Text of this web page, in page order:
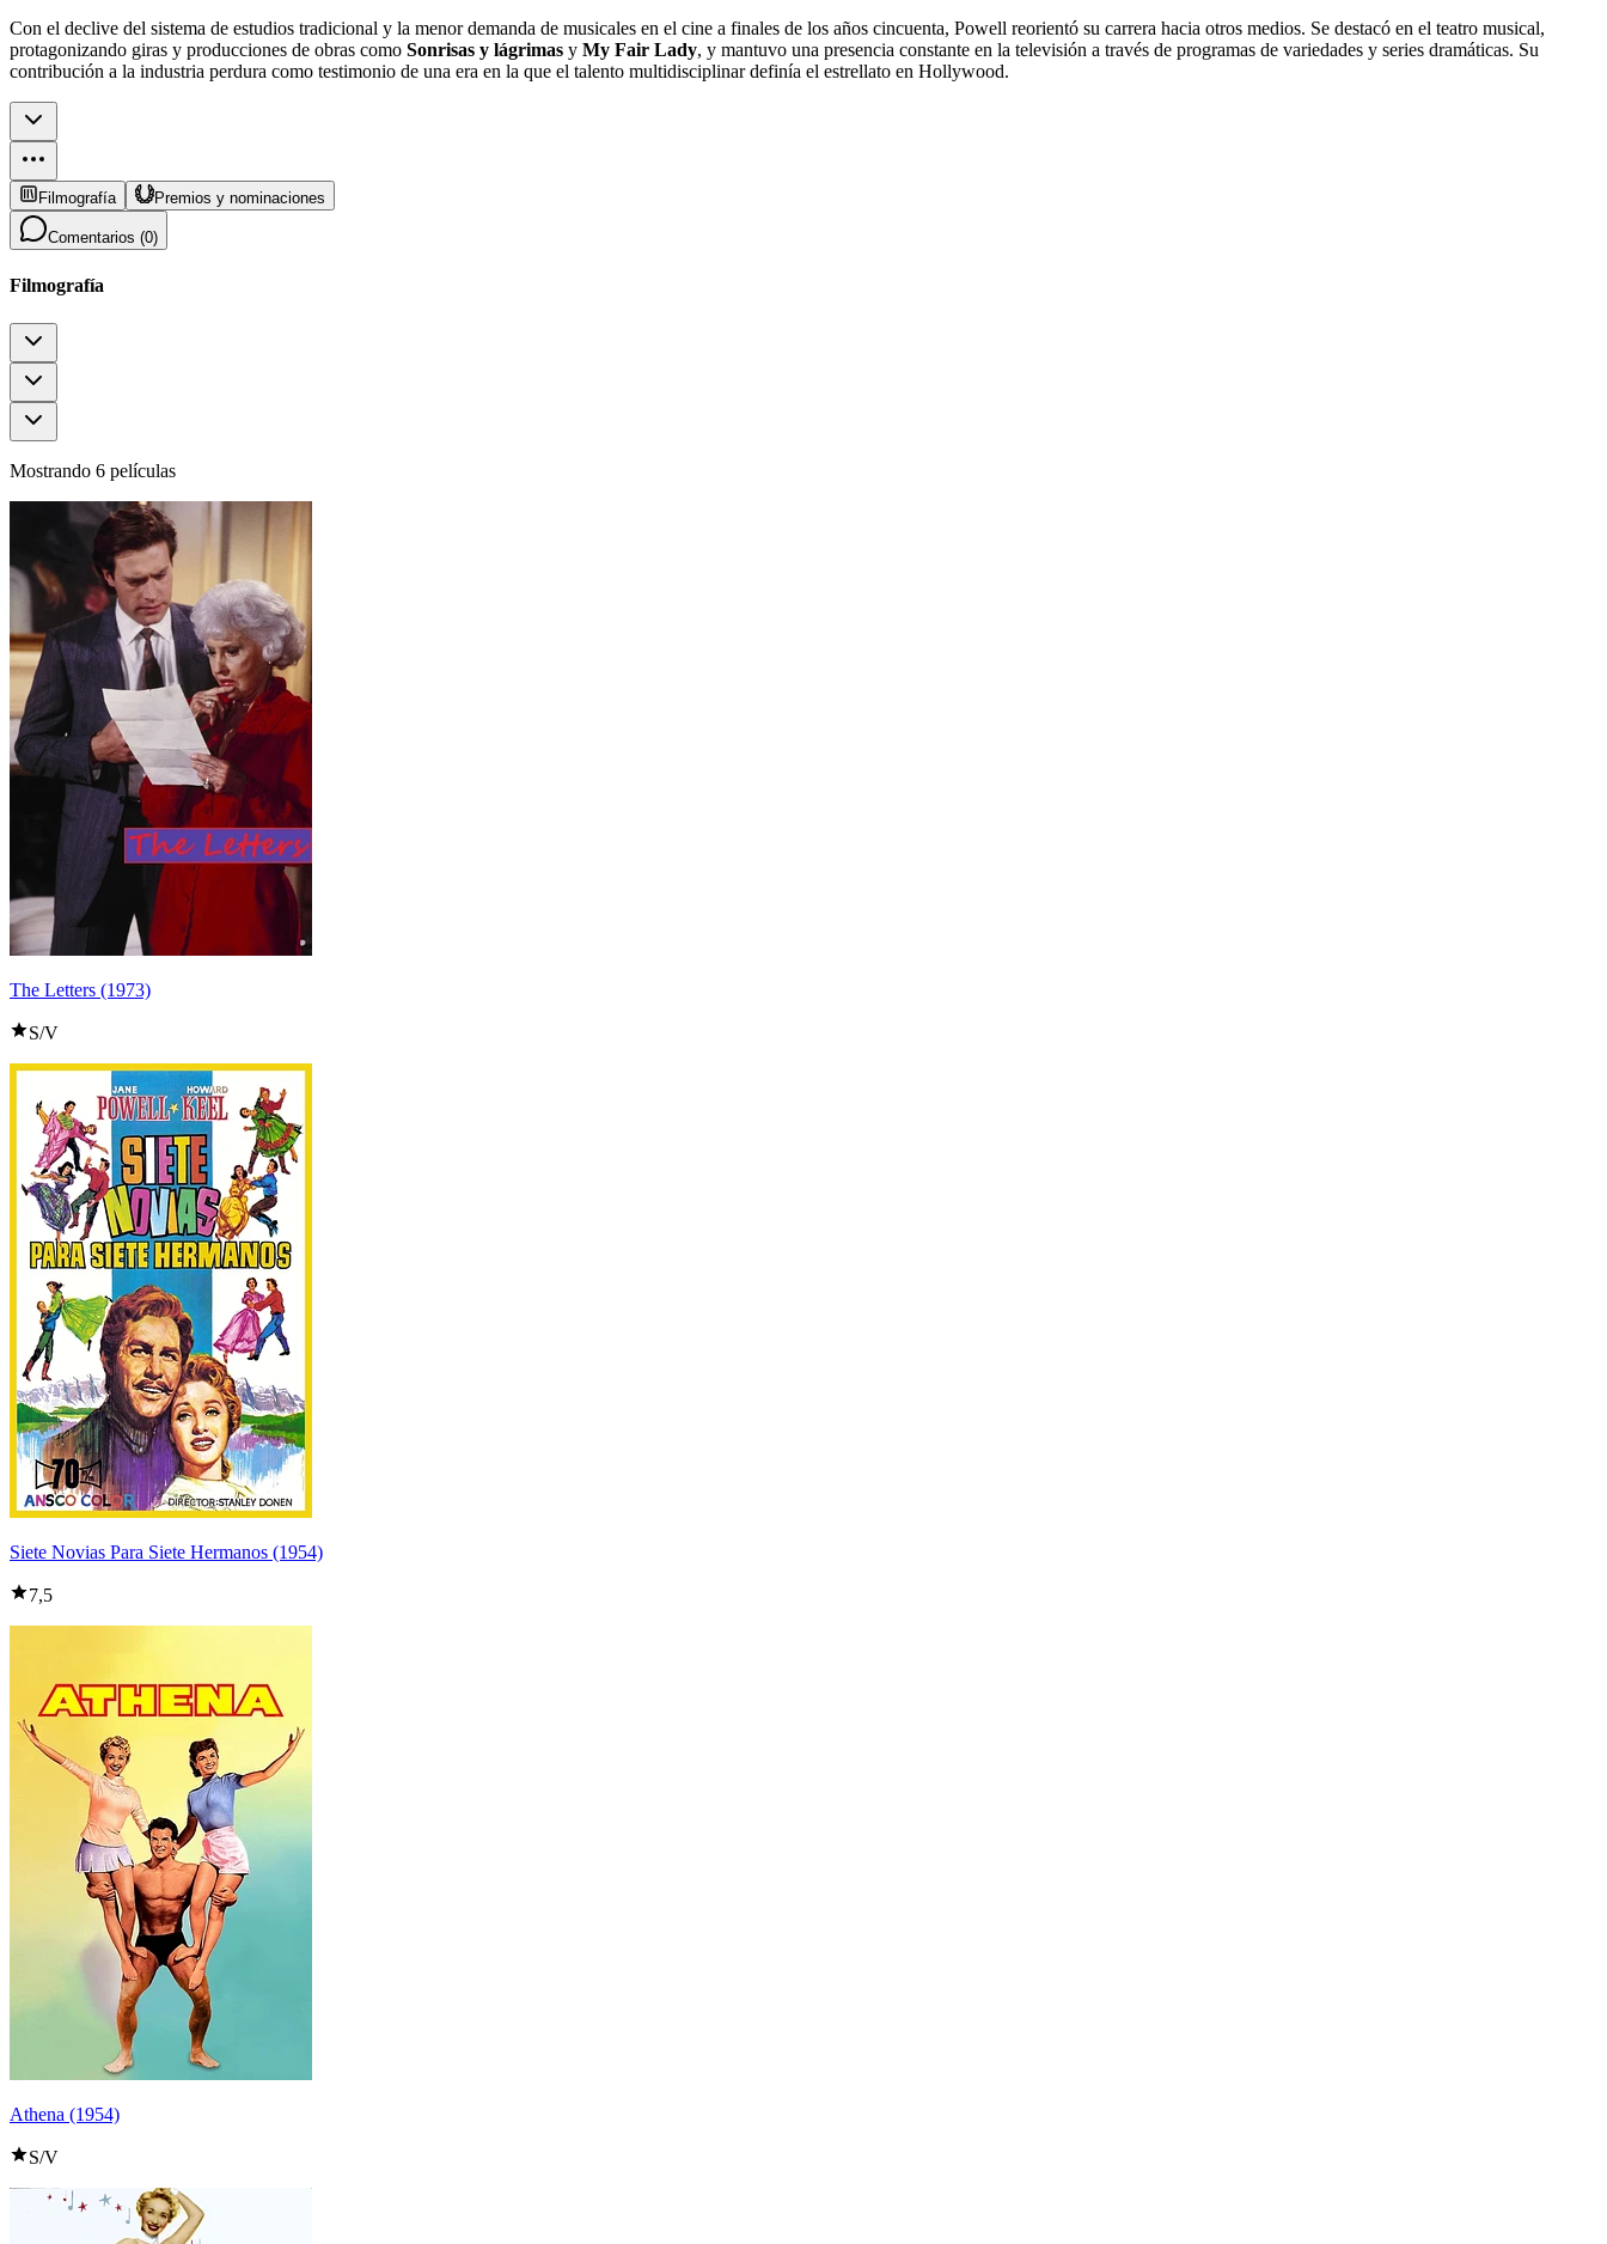
Con el declive del sistema de estudios tradicional y la menor demanda de musicales en el cine a finales de los años cincuenta, Powell reorientó su carrera hacia otros medios. Se destacó en el teatro musical,
protagonizando giras y producciones de obras como Sonrisas y lágrimas y My Fair Lady, y mantuvo una presencia constante en la televisión a través de programas de variedades y series dramáticas. Su
contribución a la industria perdura como testimonio de una era en la que el talento multidisciplinar definía el estrellato en Hollywood.
Filmografía Premios y nominaciones
Comentarios (0)
Filmografía
Mostrando 6 películas
The Letters (1973)
S/V
Siete Novias Para Siete Hermanos (1954)
7,5
Athena (1954)
S/V